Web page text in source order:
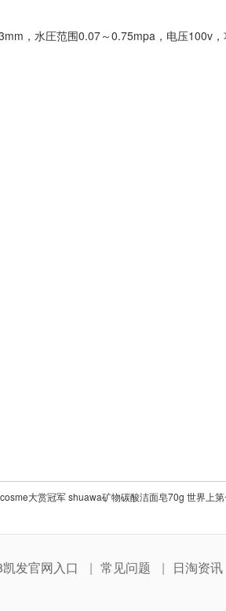
，水圧范围0.07～0.75mpa，电压100v
大赏冠军 shuawa矿物碳酸洁面皂70g 世界上
发官网入口 常见问题
日淘资讯